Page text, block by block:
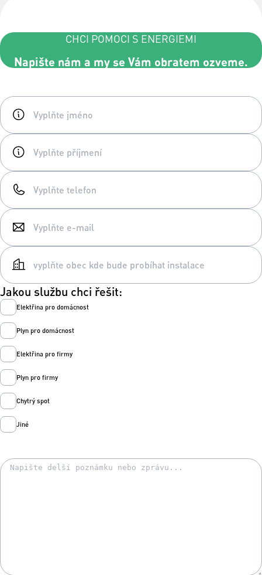
CHCI POMOCI S ENERGIEMI
Napište nám a my se Vám obratem ozveme.
Jakou službu chci řešit:
Elektřina pro domácnost
Plyn pro domácnost
Elektřina pro firmy
Plyn pro firmy
Chytrý spot
Jiné